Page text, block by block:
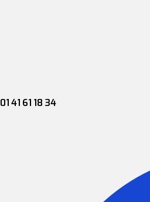
01 41 61 18 34